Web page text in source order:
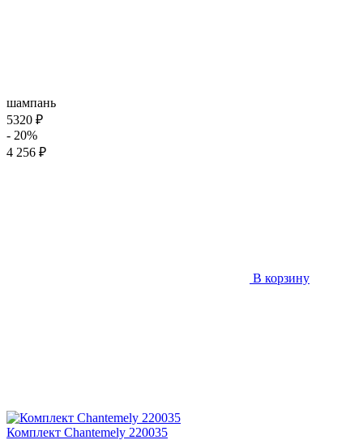
шампань
5320 ₽
- 20%
4 256 ₽
В корзину
Комплект Chantemely 220035